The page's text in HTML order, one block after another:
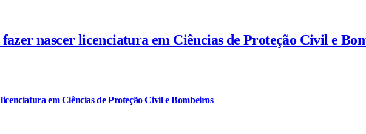
nascer licenciatura em Ciências de Proteção Civil e
em Ciências de Proteção Civil e Bombeiros